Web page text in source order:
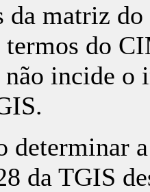
da matriz
termos do
não incide o
a
da TGIS